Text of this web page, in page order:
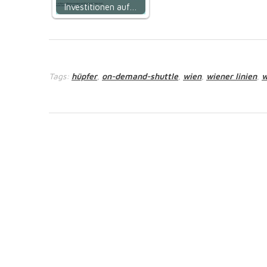
Investitionen auf…
Tags: hüpfer, on-demand-shuttle, wien, wiener linien,